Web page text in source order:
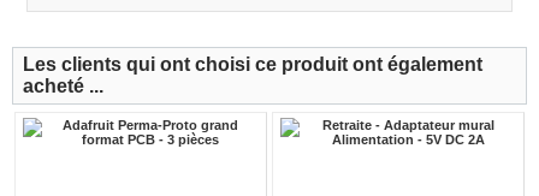
Les clients qui ont choisi ce produit ont également
acheté ...